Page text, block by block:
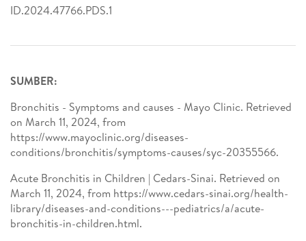
ID.2024.47766.PDS.1
SUMBER:
Bronchitis - Symptoms and causes - Mayo Clinic. Retrieved
on March 11, 2024, from
https://www.mayoclinic.org/diseases-
conditions/bronchitis/symptoms-causes/syc-20355566.
Acute Bronchitis in Children | Cedars-Sinai. Retrieved on
March 11, 2024, from https://www.cedars-sinai.org/health-
library/diseases-and-conditions---pediatrics/a/acute-
bronchitis-in-children.html.